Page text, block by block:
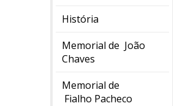
História
Memorial de João
Chaves
Memorial de
Fialho Pacheco